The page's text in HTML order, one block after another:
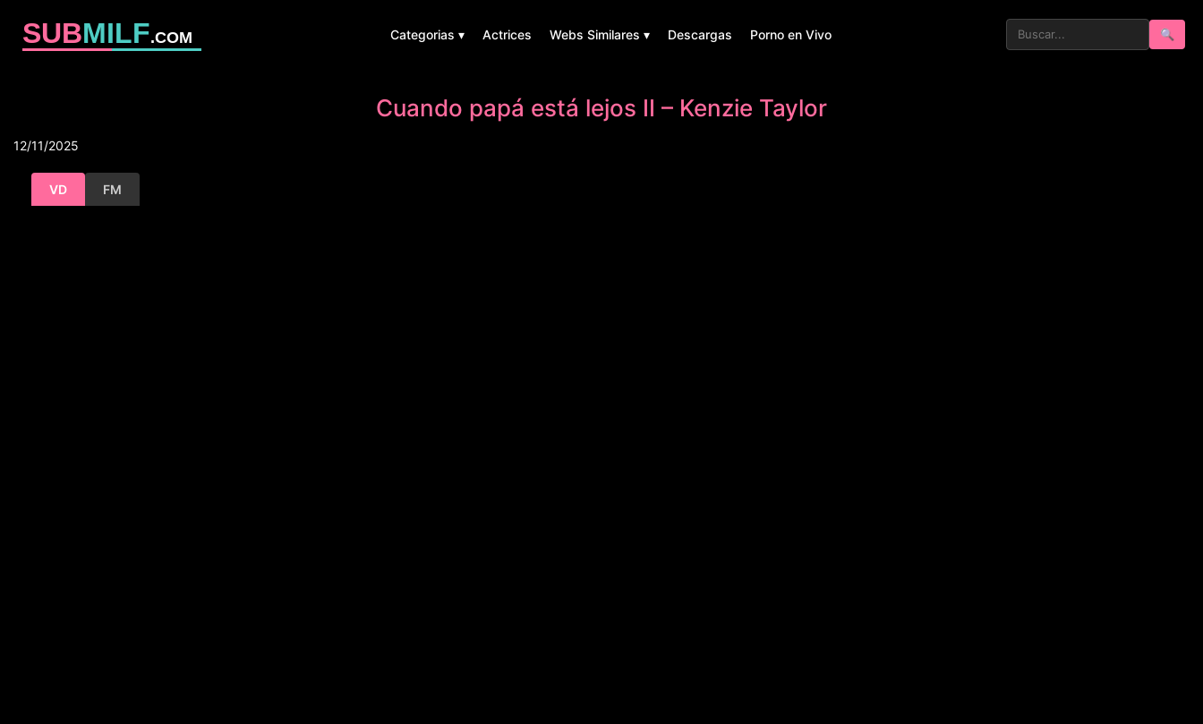
SUBMILF.COM Categorias ▾ Actrices Webs Similares ▾ Descargas Porno en Vivo 🔍
Cuando papá está lejos II – Kenzie Taylor
12/11/2025
VD FM